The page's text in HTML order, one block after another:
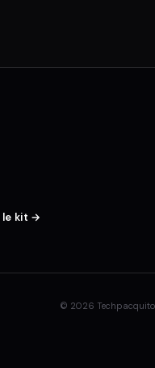
le kit →
© 2026 Techpacquito